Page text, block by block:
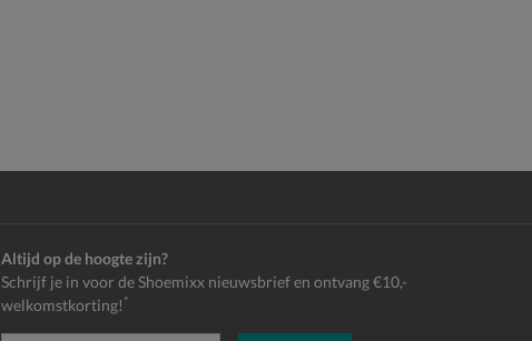
Altijd op de hoogte zijn?
Schrijf je in voor de Shoemixx nieuwsbrief en ontvang €10,-
welkomstkorting! *